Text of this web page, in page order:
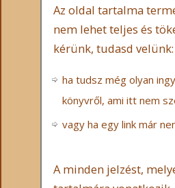
Az oldal tartalma
nem lehet teljes és
kérünk, tudasd velünk:
ha tudsz még olyan
könyvről, ami itt nem
vagy ha egy link már
A minden jelzést,